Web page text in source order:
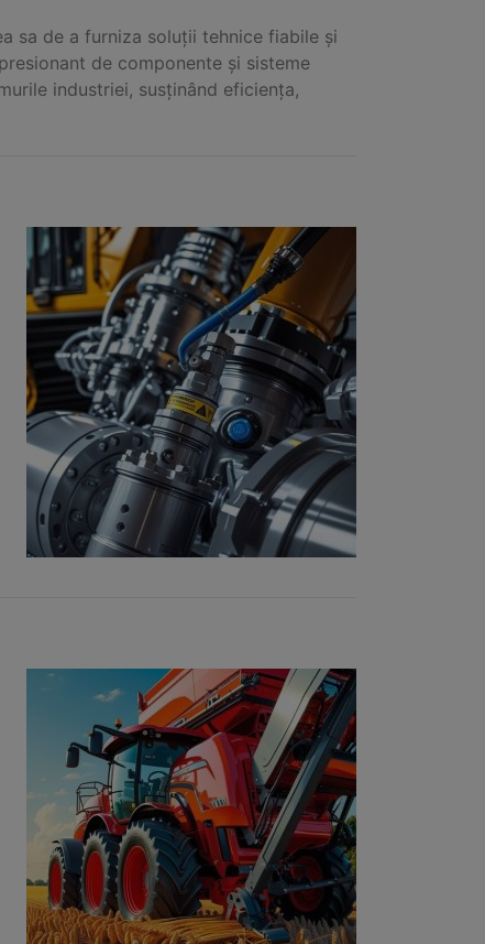
sa de a furniza soluții tehnice fiabile și
de componente și sisteme
industriei, susținând eficiența,